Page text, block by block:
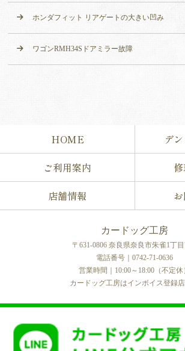
ホンダフィット リアゲートの大きい凹み
ワゴンRMH34Sドアミラー故障
HOME
デ
ご利用案内
店舗情報
カードッグ工房
〒631-0806 奈良県奈良市朱雀1丁目
電話番号｜0742-71-0636
営業時間｜10:00～18:00（不定休
カードッグ工房はインボイス登録